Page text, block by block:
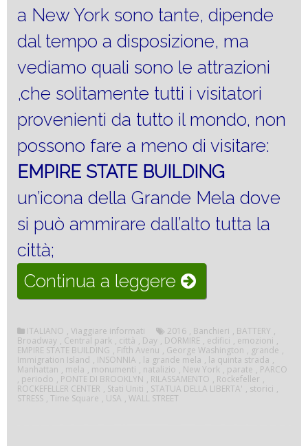
a New York sono tante, dipende
dal tempo a disposizione, ma
vediamo quali sono le attrazioni
,che solitamente tutti i visitatori
provenienti da tutto il mondo, non
possono fare a meno di visitare:
EMPIRE STATE BUILDING
un’icona della Grande Mela dove
si può ammirare dall’alto tutta la
città;
Continua a leggere “Visitare
New
York”
ITALIANO , Viaggiare informati 2016 , Banchieri , BATTERY ,
Broadway , Central park , città , Day , DORMIRE , edifici , emozioni ,
EMPIRE STATE BUILDING , Fifth Avenu , George Washington , grande ,
Immigration Island , INSONNIA , la grande mela , la quinta strada ,
Manhattan , mela , monumenti , natalizio , New York , parate , PARCO
, periodo , PONTE DI BROOKLYN , RILASSAMENTO , Rockefeller ,
ROCKEFELLER CENTER , Stati Uniti , STATUA DELLA LIBERTA' , storici ,
STRESS , Time Square , USA , WALL STREET